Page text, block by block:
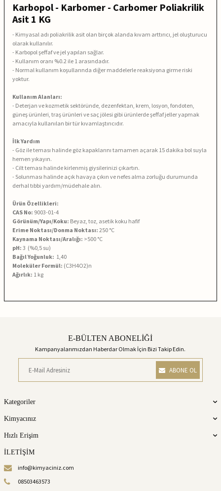
Karbopol - Karbomer - Carbomer Poliakrilik
Asit 1 KG
- Kimyasal adı poliakrilik asit olan birçok alanda kıvam arttırıcı, jel oluşturucu
olarak kullanılır.
- Karbopol şeffaf ve jel yapıları sağlar.
- Kullanım oranı %0.2 ile 1 arasındadır.
- Normal kullanım koşullarında diğer maddelerle reaksiyona girme riski
yoktur.
Kullanım Alanları:
- Deterjan ve kozmetik sektöründe, dezenfektan, krem, losyon, fondoten,
güneş ürünleri, traş ürünleri ve saç jölesi gibi ürünlerde şeffaf jeller yapmak
amacıyla kullanılan bir tür kıvamlaştırıcıdır.
İlk Yardım
- Göz ile teması halinde göz kapaklarını tamamen açarak 15 dakika bol suyla
hemen yıkayın.
- Cilt teması halinde kirlenmiş giysilerinizi çıkartın.
- Solunması halinde açık havaya çıkın ve nefes alma zorluğu durumunda
derhal tıbbi yardım/müdehale alın.
Ürün Özellikleri:
CAS No: 9003-01-4
Görünüm/Yapı/Koku: Beyaz, toz, asetik koku hafif
Erime Noktası/Donma Noktası: 250 °C
Kaynama Noktası/Aralığı: >500 °C
pH: 3 (%0,5 su)
Bağıl Yoğunluk: 1,40
Moleküler Formül: (C3H4O2)n
Ağırlık: 1 kg
E-BÜLTEN ABONELİĞİ
Kampanyalarımızdan Haberdar Olmak İçin Bizi Takip Edin.
ABONE OL
Kategoriler
Kimyacınız
Hızlı Erişim
İLETİŞİM
info@kimyaciniz.com
08503463573